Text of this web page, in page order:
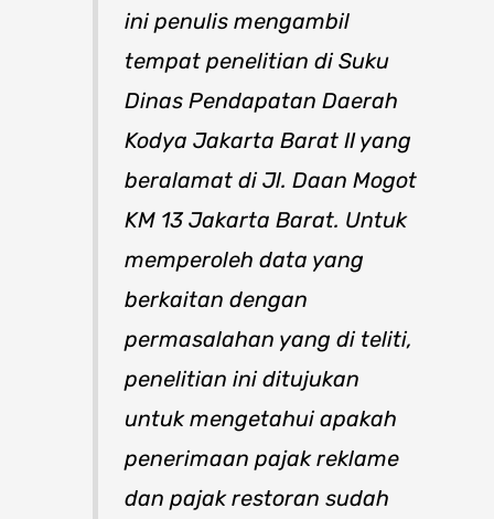
ini penulis mengambil
tempat penelitian di Suku
Dinas Pendapatan Daerah
Kodya Jakarta Barat II yang
beralamat di Jl. Daan Mogot
KM 13 Jakarta Barat. Untuk
memperoleh data yang
berkaitan dengan
permasalahan yang di teliti,
penelitian ini ditujukan
untuk mengetahui apakah
penerimaan pajak reklame
dan pajak restoran sudah